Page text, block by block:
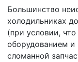
Большинство
холодильниках
(при условии,
оборудованием
сломанной